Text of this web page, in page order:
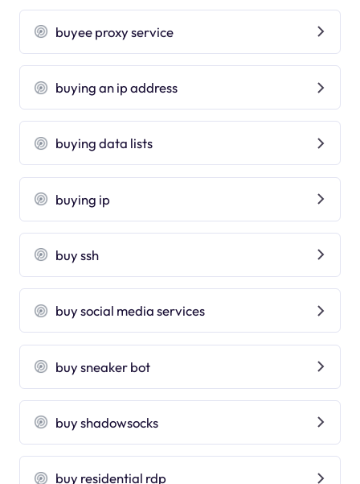
buyee proxy service
buying an ip address
buying data lists
buying ip
buy ssh
buy social media services
buy sneaker bot
buy shadowsocks
buy residential rdp